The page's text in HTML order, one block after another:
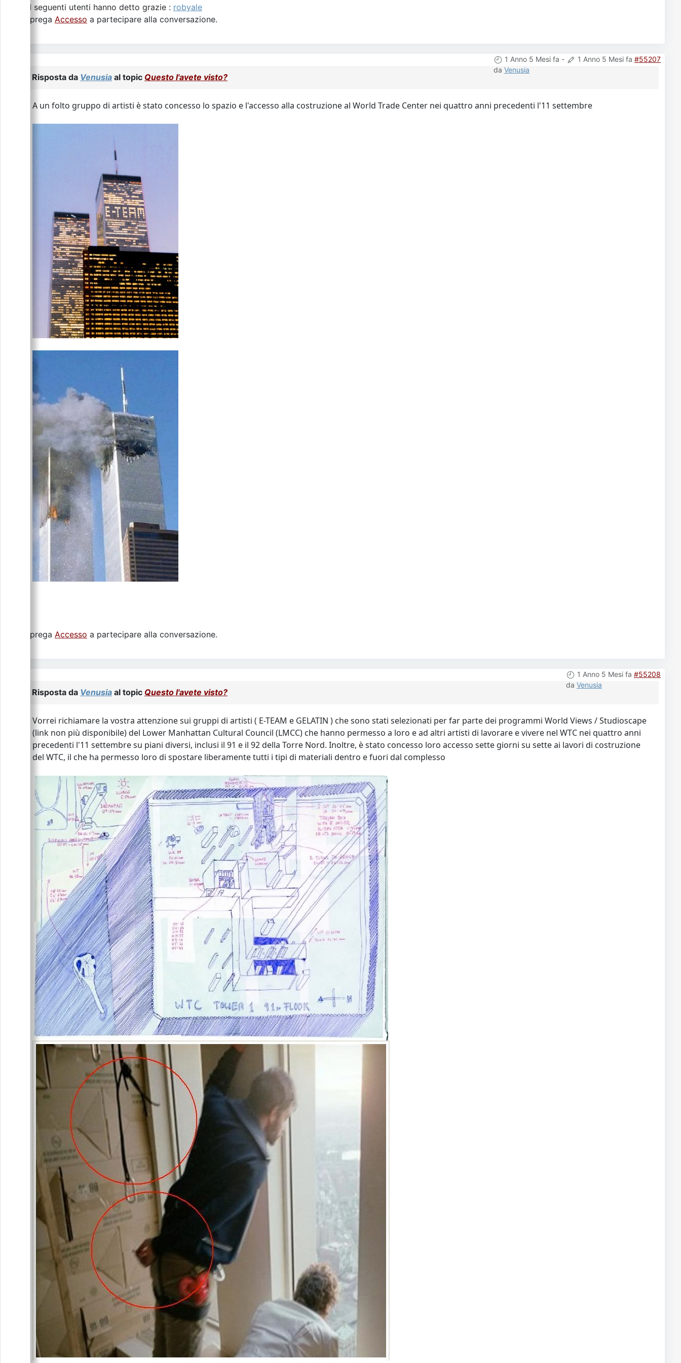
I seguenti utenti hanno detto grazie : robyale
Si prega Accesso a partecipare alla conversazione.
1 Anno 5 Mesi fa - 1 Anno 5 Mesi fa #55207
da Venusia
Risposta da Venusia al topic Questo l'avete visto?
A un folto gruppo di artisti è stato concesso lo spazio e l'accesso alla costruzione al World Trade Center nei quattro anni precedenti l'11 settembre
Si prega Accesso a partecipare alla conversazione.
1 Anno 5 Mesi fa #55208
da Venusia
Risposta da Venusia al topic Questo l'avete visto?
Vorrei richiamare la vostra attenzione sui gruppi di artisti ( E-TEAM e GELATIN ) che sono stati selezionati per far parte dei programmi World Views / Studioscape
(link non più disponibile) del Lower Manhattan Cultural Council (LMCC) che hanno permesso a loro e ad altri artisti di lavorare e vivere nel WTC nei quattro anni
precedenti l'11 settembre su piani diversi, inclusi il 91 e il 92 della Torre Nord. Inoltre, è stato concesso loro accesso sette giorni su sette ai lavori di costruzione
del WTC, il che ha permesso loro di spostare liberamente tutti i tipi di materiali dentro e fuori dal complesso